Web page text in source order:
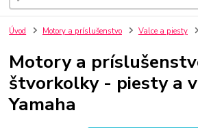
Úvod Motory a príslušenstvo Valce a piesty
Motory a
štvorkolky - piesty a
Yamaha